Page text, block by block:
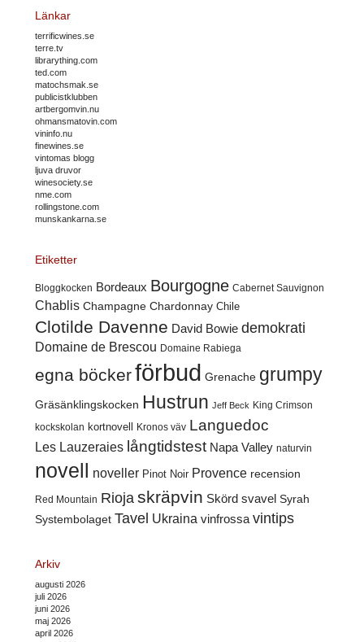
Länkar
terrificwines.se
terre.tv
librarything.com
ted.com
matochsmak.se
publicistklubben
artbergomvin.nu
ohmansmatovin.com
vininfo.nu
finewines.se
vintomas blogg
ljuva druvor
winesociety.se
nme.com
rollingstone.com
munskankarna.se
Etiketter
Bloggkocken Bordeaux Bourgogne Cabernet Sauvignon
Chablis Champagne Chardonnay Chile
Clotilde Davenne David Bowie demokrati
Domaine de Brescou Domaine Rabiega
egna böckerförbud Grenache grumpy
Gräsänklingskocken Hustrun Jeff Beck King Crimson
kockskolan kortnovell Kronos väv Languedoc
Les Lauzeraies långtidstest Napa Valley naturvin
novell noveller Pinot Noir Provence recension
Red Mountain Rioja skräpvin Skörd svavel Syrah
Systembolaget Tavel Ukraina vinfrossa vintips
Arkiv
augusti 2026
juli 2026
juni 2026
maj 2026
april 2026